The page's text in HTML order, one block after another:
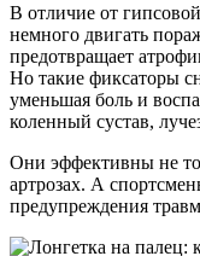
В отличие от
немного двигать
предотвращает
Но такие фиксаторы
уменьшая боль и
коленный сустав,
Они эффективны не
артрозах. А
предупреждения